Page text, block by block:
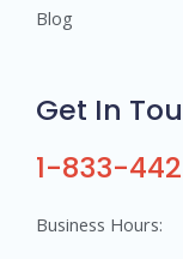
Blog
Get In
1-833-
Business Hours: